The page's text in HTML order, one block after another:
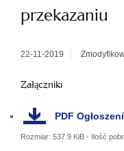
przekazaniu
22-11-2019
Załączniki
PDF
Rozmiar: 537.9 KiB - Ilość